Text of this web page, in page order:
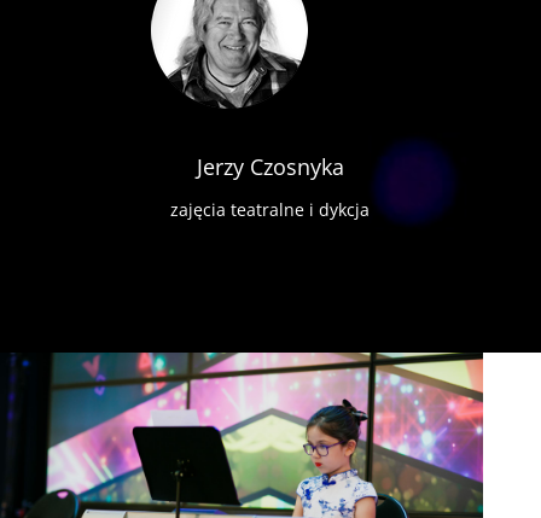
Jerzy Czosnyka
zajęcia teatralne i dykcja